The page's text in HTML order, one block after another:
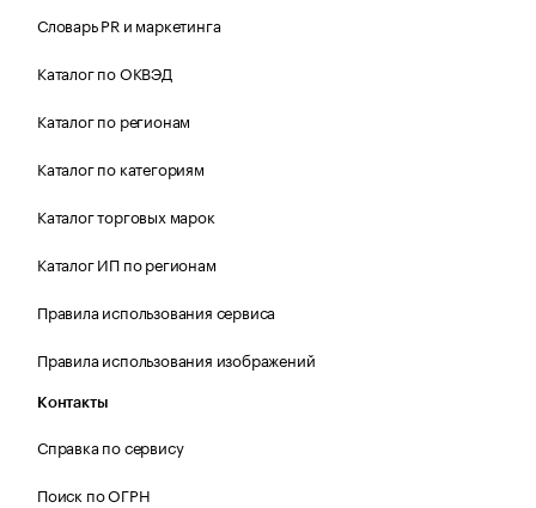
Словарь PR и маркетинга
Каталог по ОКВЭД
Каталог по регионам
Каталог по категориям
Каталог торговых марок
Каталог ИП по регионам
Правила использования сервиса
Правила использования изображений
Контакты
Справка по сервису
Поиск по ОГРН